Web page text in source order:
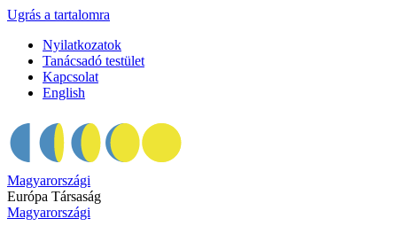
Ugrás a tartalomra
Nyilatkozatok
Tanácsadó testület
Kapcsolat
English
Magyarországi
Európa Társaság
Magyarországi